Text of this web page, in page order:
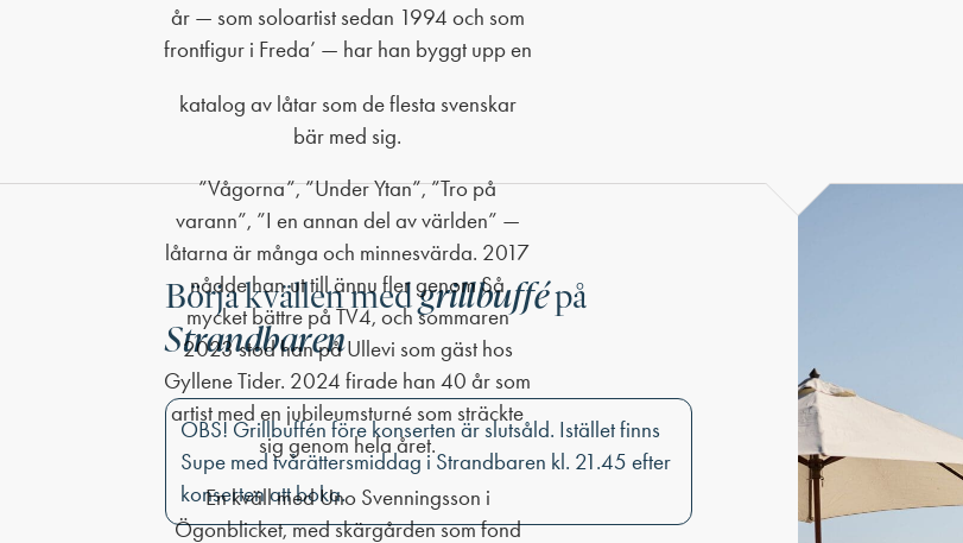
år — som soloartist sedan 1994 och som
frontfigur i Freda’ — har han byggt upp en
Börja kvällen medgrillbuffépå
Strandbaren
OBS! Grillbuffén före konserten är slutsåld. Istället finns
Supe med tvårättersmiddag i Strandbaren kl. 21.45 efter
konserten att boka.